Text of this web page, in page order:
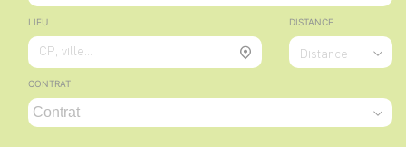
LIEU
CP, ville...
DISTANCE
Distance
CONTRAT